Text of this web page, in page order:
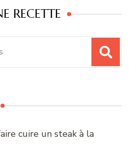
RECETTE
cuire un steak à la